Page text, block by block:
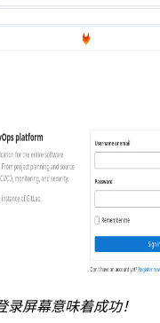
录屏幕意味着成功！